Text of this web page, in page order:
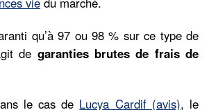
qu’à 97 ou 98 % sur ce type de
de garanties brutes de frais de
le cas de Lucya Cardif (avis), le